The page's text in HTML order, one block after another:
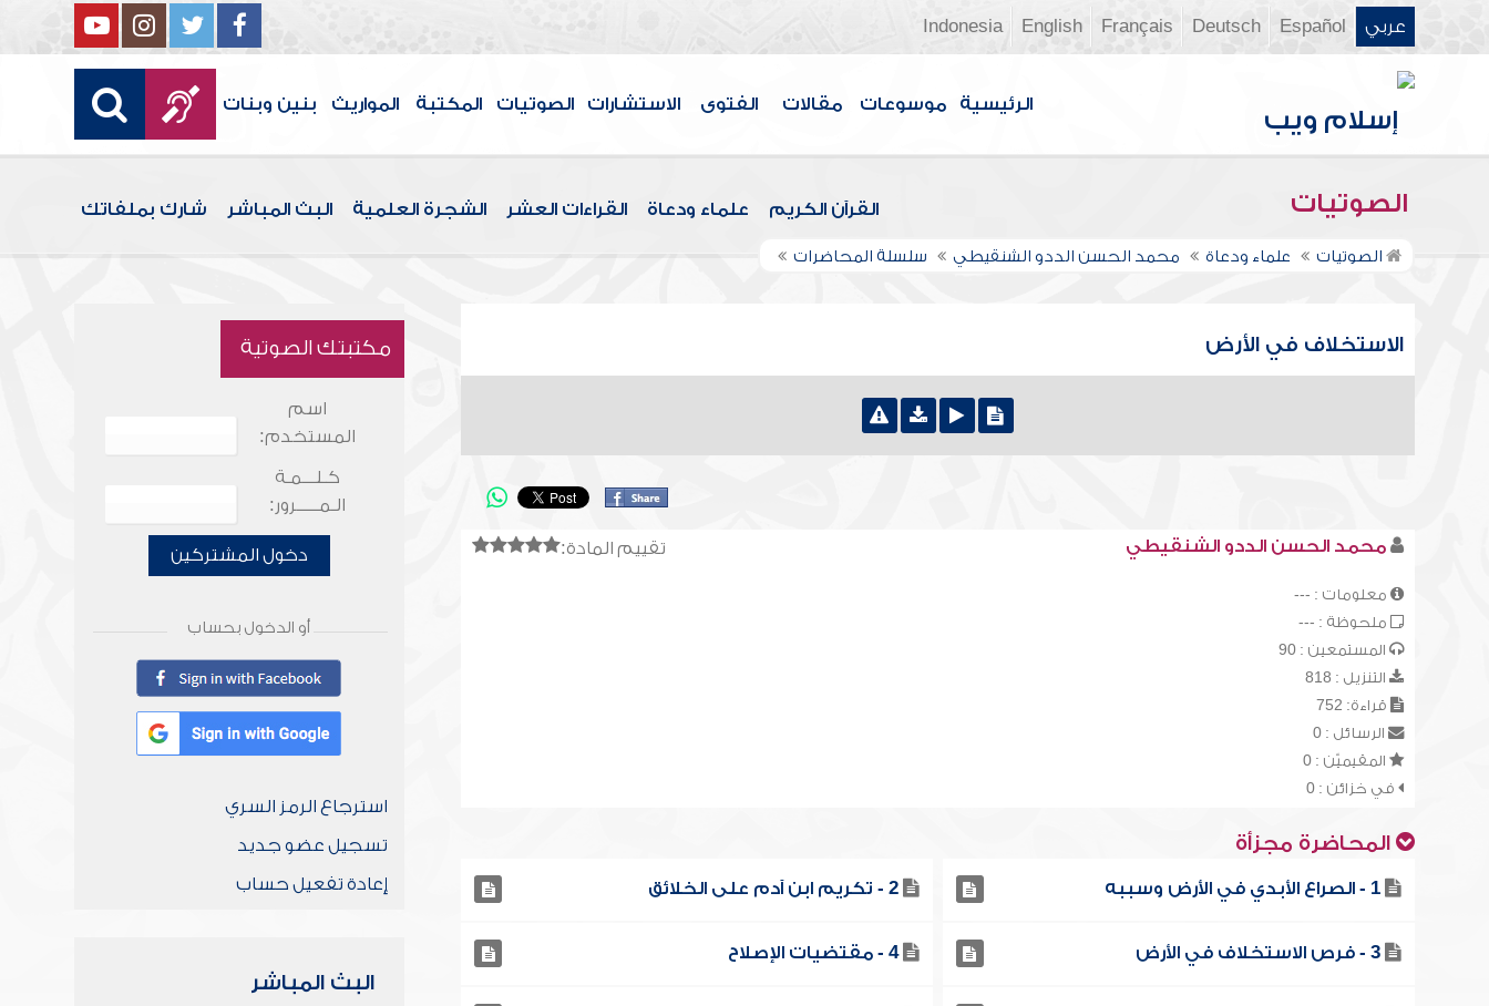
عربي Español
Deutsch
Français
English
Indonesia
الرئيسية موسوعات مقالات الفتوى الاستشارات الصوتيات المكتبة المواريث بنين وبنات
الصوتيات القرآن الكريم علماء ودعاة القراءات العشر الشجرة العلمية البث المباشر شارك بملفاتك
الصوتيات علماء ودعاة محمد الحسن الددو الشنقيطي سلسلة المحاضرات
الاستخلاف في الأرض
تقييم المادة: محمد الحسن الددو الشنقيطي
معلومات : ---
ملحوظة : ---
المستمعين : 90
التنزيل : 818
قراءة: 752
الرسائل : 0
المقيميّن : 0
في خزائن : 0
المحاضرة مجزأة
1 - الصراع الأبدي في الأرض وسببه 2 - تكريم ابن آدم على الخلائق
3 - فرص الاستخلاف في الأرض 4 - مقتضيات الإصلاح
مكتبتك الصوتية
اسم
المستخدم:
كـلـــمـة
الـمـــــرور:
دخول المشتركين
أو الدخول بحساب
استرجاع الرمز السري
تسجيل عضو جديد
إعادة تفعيل حساب
البث المباشر